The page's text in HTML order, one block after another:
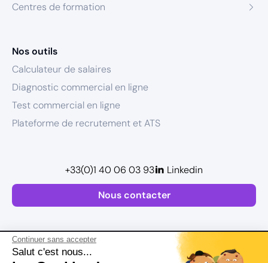
Continuer sans accepter
Salut c'est nous...
Centres de formation
Nos outils
Calculateur de salaires
Diagnostic commercial en ligne
Test commercial en ligne
Plateforme de recrutement et ATS
Nous contacter
+33(0)1 40 06 03 93 Linkedin